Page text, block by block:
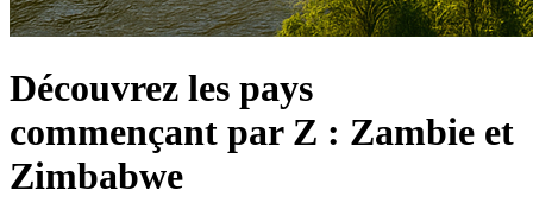
Découvrez les pays
commençant par Z : Zambie et
Zimbabwe